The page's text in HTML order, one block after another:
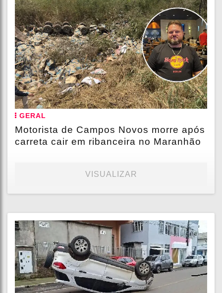
GERAL
Motorista de Campos Novos morre após
carreta cair em ribanceira no Maranhão
VISUALIZAR